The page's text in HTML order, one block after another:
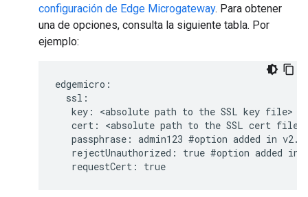
configuración de Edge Microgateway. Para obtener
una de opciones, consulta la siguiente tabla. Por
ejemplo:
edgemicro:
  ssl:
   key: <absolute path to the SSL key file>
   cert: <absolute path to the SSL cert file>
passphrase: admin123 #option added in
rejectUnauthorized: true #option added in
   requestCert: true